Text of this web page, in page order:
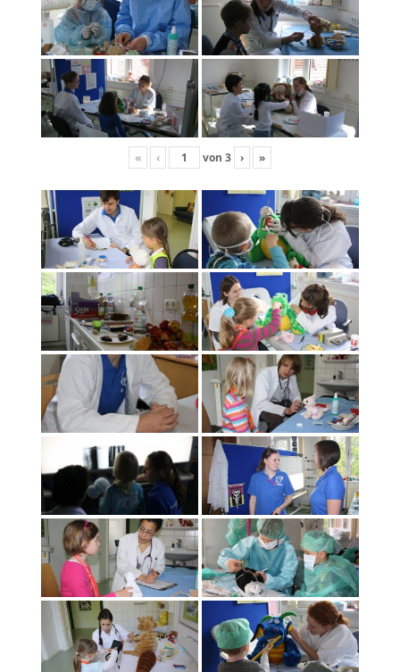
« ‹ von 3 › »